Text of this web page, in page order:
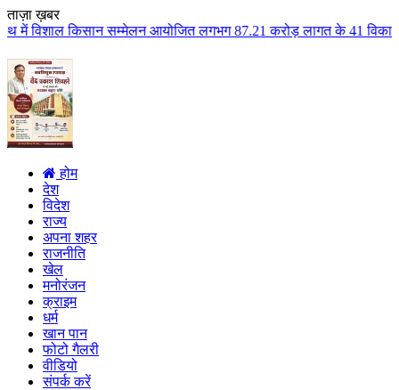
ताज़ा ख़बर
लगभग 87.21 करोड़ लागत के 41 विकास कार्यों का किया
होम
देश
विदेश
राज्य
अपना शहर
राजनीति
खेल
मनोरंजन
क्राइम
धर्म
खान पान
फोटो गैलरी
वीडियो
संपर्क करें